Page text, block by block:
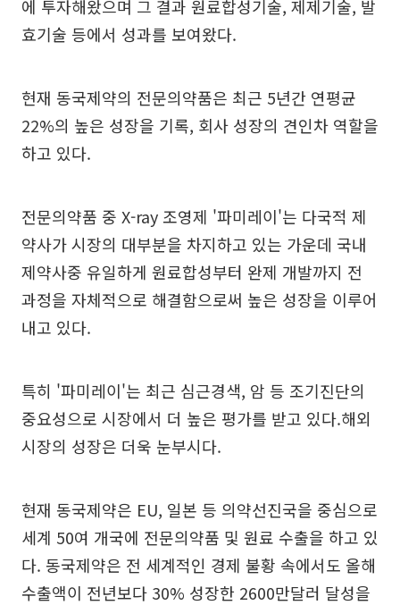
에 투자해왔으며 그 결과 원료합성기술, 제제기술, 발
효기술 등에서 성과를 보여왔다.
현재 동국제약의 전문의약품은 최근 5년간 연평균
22%의 높은 성장을 기록, 회사 성장의 견인차 역할을
하고 있다.
전문의약품 중 X-ray 조영제 '파미레이'는 다국적 제
약사가 시장의 대부분을 차지하고 있는 가운데 국내
제약사중 유일하게 원료합성부터 완제 개발까지 전
과정을 자체적으로 해결함으로써 높은 성장을 이루어
내고 있다.
특히 '파미레이'는 최근 심근경색, 암 등 조기진단의
중요성으로 시장에서 더 높은 평가를 받고 있다.해외
시장의 성장은 더욱 눈부시다.
현재 동국제약은 EU, 일본 등 의약선진국을 중심으로
세계 50여 개국에 전문의약품 및 원료 수출을 하고 있
다. 동국제약은 전 세계적인 경제 불황 속에서도 올해
수출액이 전년보다 30% 성장한 2600만달러 달성을